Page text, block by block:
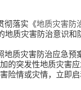
彻落实《地质灾害防
质灾害防治意识和
质灾害防治应急
的突发性地质灾
险情或灾情，立即